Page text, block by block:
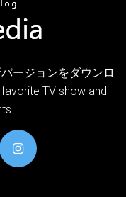
ージョンをダウンロ
TV show and